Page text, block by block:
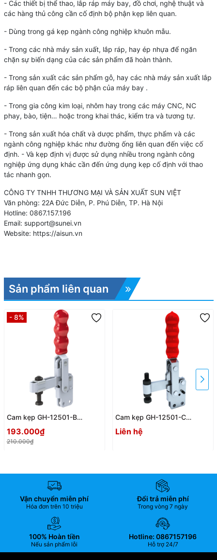
- Các thiết bị thể thao, lắp ráp máy bay, đồ chơi, nghệ thuật và
các hàng thủ công cần cố định bộ phận kẹp liên quan.
- Dùng trong gá kẹp ngành công nghiệp khuôn mẫu.
- Trong các nhà máy sản xuất, lắp ráp, hay ép nhựa để ngăn
chặn sự biến dạng của các sản phẩm đã hoàn thành.
- Trong sản xuất các sản phẩm gỗ, hay các nhà máy sản xuất lắp
ráp liên quan đến các bộ phận của máy bay .
- Trong gia công kim loại, nhôm hay trong các máy CNC, NC
phay, bào, tiện… hoặc trong khai thác, kiểm tra và tương tự.
- Trong sản xuất hóa chất và dược phẩm, thực phẩm và các
ngành công nghiệp khác như đường ống liên quan đến việc cố
định. - Và kẹp định vị được sử dụng nhiều trong ngành công
nghiệp ứng dụng khác cần đến ứng dụng kẹp cố định với thao
tác nhanh gọn.
CÔNG TY TNHH THƯƠNG MẠI VÀ SẢN XUẤT SUN VIỆT
Văn phòng: 22A Đức Diễn, P. Phú Diễn, TP. Hà Nội
Hotline: 0867.157.196
Email: support@sunei.vn
Website: https://aisun.vn
Sản phẩm liên quan
- 8%
Cam kẹp GH-12501-B
193.000₫
210.000₫
Cam kẹp GH-12501-C
Vertical Toggle clamp
Liên hệ
Vận chuyển miễn phí
Hóa đơn trên 10 triệu
Đổi trả miễn phí
Trong vòng 7 ngày
100% Hoàn tiền
Nếu sản phẩm lỗi
Hotline: 0867157196
Hỗ trợ 24/7